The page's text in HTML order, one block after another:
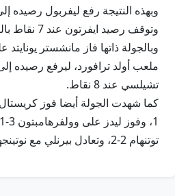
وتوقف رصيد ايفرتون عند 7 نقاط بالمركز الثامن.
تشيلسي عند 8 نقاط.
توتنهام 2-2، وتعادل بيرنلي مع نوتينجهام فورست 1-1.